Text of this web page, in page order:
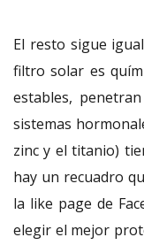
El resto sigue
filtro solar es
estables,
sistemas
zinc y el titanio)
hay un recuadro
la like page de
elegir el mejor